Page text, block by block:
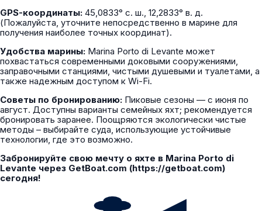
GPS-координаты: 45,0833° с. ш., 12,2833° в. д.
(Пожалуйста, уточните непосредственно в марине для
получения наиболее точных координат).
Удобства марины: Marina Porto di Levante может
похвастаться современными доковыми сооружениями,
заправочными станциями, чистыми душевыми и туалетами, а
также надежным доступом к Wi-Fi.
Советы по бронированию: Пиковые сезоны — с июня по
август. Доступны варианты семейных яхт; рекомендуется
бронировать заранее. Поощряются экологически чистые
методы – выбирайте суда, использующие устойчивые
технологии, где это возможно.
Забронируйте свою мечту о яхте в Marina Porto di
Levante через GetBoat.com (https://getboat.com)
сегодня!